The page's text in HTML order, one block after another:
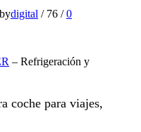
digital / 76 / 0
– Refrigeración y
coche para viajes,